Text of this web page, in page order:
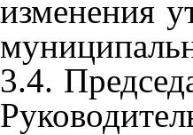
изменения
3.4.